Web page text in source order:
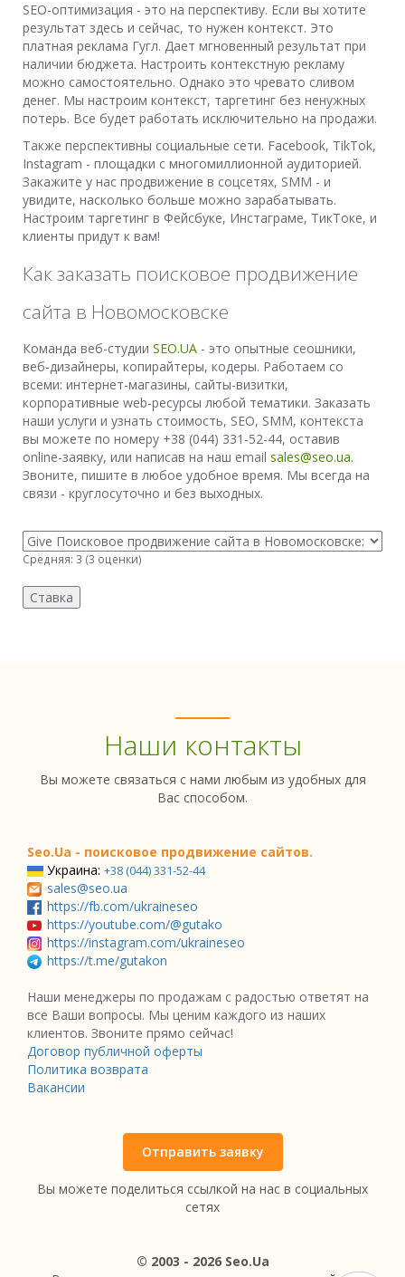
SEO-оптимизация - это на перспективу. Если вы хотите
результат здесь и сейчас, то нужен контекст. Это
платная реклама Гугл. Дает мгновенный результат при
наличии бюджета. Настроить контекстную рекламу
можно самостоятельно. Однако это чревато сливом
денег. Мы настроим контекст, таргетинг без ненужных
потерь. Все будет работать исключительно на продажи.
Также перспективны социальные сети. Facebook, TikTok,
Instagram - площадки с многомиллионной аудиторией.
Закажите у нас продвижение в соцсетях, SMM - и
увидите, насколько больше можно зарабатывать.
Настроим таргетинг в Фейсбуке, Инстаграме, ТикТоке, и
клиенты придут к вам!
Как заказать поисковое продвижение
сайта в Новомосковске
Команда веб-студии SEO.UA - это опытные сеошники,
веб-дизайнеры, копирайтеры, кодеры. Работаем со
всеми: интернет-магазины, сайты-визитки,
корпоративные web-ресурсы любой тематики. Заказать
наши услуги и узнать стоимость, SEO, SMM, контекста
вы можете по номеру +38 (044) 331-52-44, оставив
online-заявку, или написав на наш email sales@seo.ua.
Звоните, пишите в любое удобное время. Мы всегда на
связи - круглосуточно и без выходных.
Средняя: 3 (3 оценки)
Наши контакты
Вы можете связаться с нами любым из удобных для
Вас способом.
Seo.Ua - поисковое продвижение сайтов.
Украина: +38 (044) 331-52-44
sales@seo.ua
https://fb.com/ukraineseo
https://youtube.com/@gutako
https://instagram.com/ukraineseo
https://t.me/gutakon
Наши менеджеры по продажам с радостью ответят на
все Ваши вопросы. Мы ценим каждого из наших
клиентов. Звоните прямо сейчас!
Договор публичной оферты
Политика возврата
Вакансии
Отправить заявку
Вы можете поделиться ссылкой на нас в социальных
сетях
© 2003 - 2026 Seo.Ua